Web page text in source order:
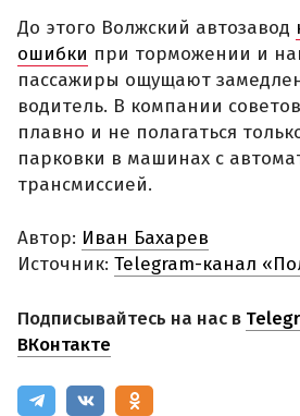
До этого Волжский автозавод
ошибки при торможении и
пассажиры ощущают
водитель. В компании
плавно и не полагаться
парковки в машинах с
трансмиссией.
Автор: Иван Бахарев
Источник: Telegram-канал
Подписывайтесь на нас в
ВКонтакте